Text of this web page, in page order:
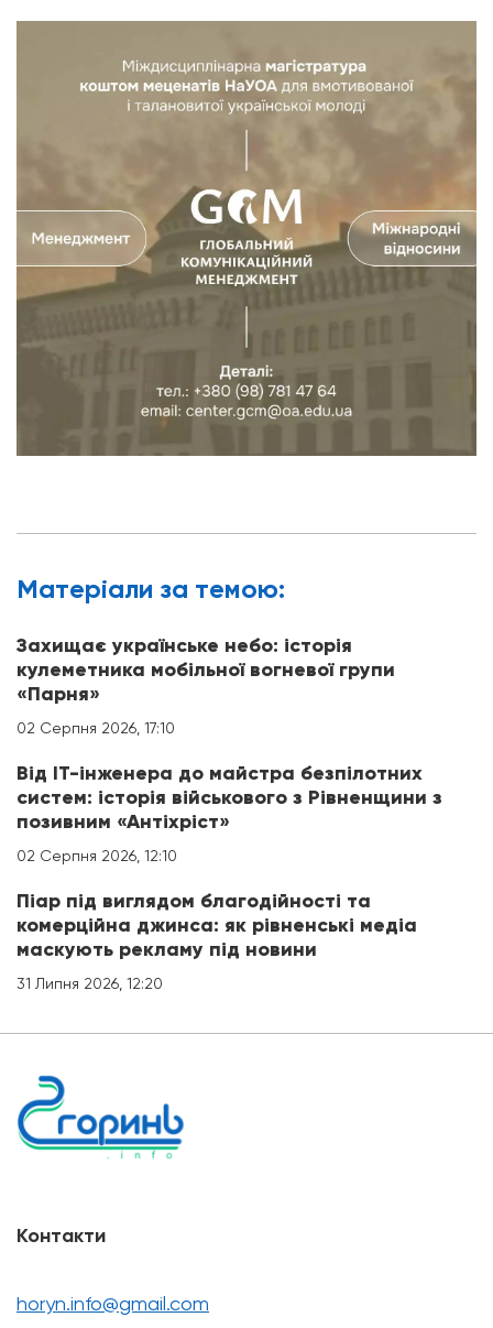
Матерiали за темою:
Захищає українське небо: історія
кулеметника мобільної вогневої групи
«Парня»
02 Серпня 2026, 17:10
Від IT-інженера до майстра безпілотних
систем: історія військового з Рівненщини з
позивним «Антіхріст»
02 Серпня 2026, 12:10
Піар під виглядом благодійності та
комерційна джинса: як рівненські медіа
маскують рекламу під новини
31 Липня 2026, 12:20
Контакти
horyn.info@gmail.com